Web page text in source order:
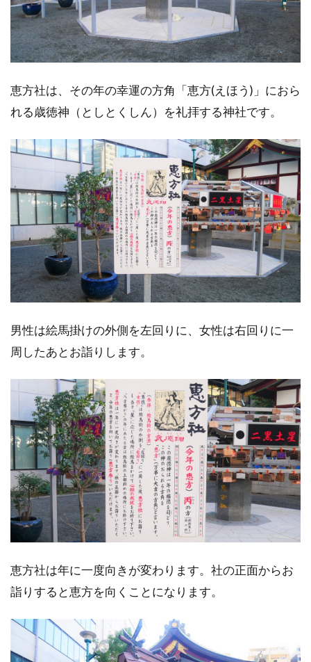
恵方社は、その年の幸運の方角「恵方(えほう)」におら
れる歳徳神（としとくしん）を礼拝する神社です。
男性は絵馬掛けの外側を左回りに、女性は右回りに一
周したあとお詣りします。
恵方社は年に一度向きが変わります。社の正面からお
詣りすると恵方を向くことになります。